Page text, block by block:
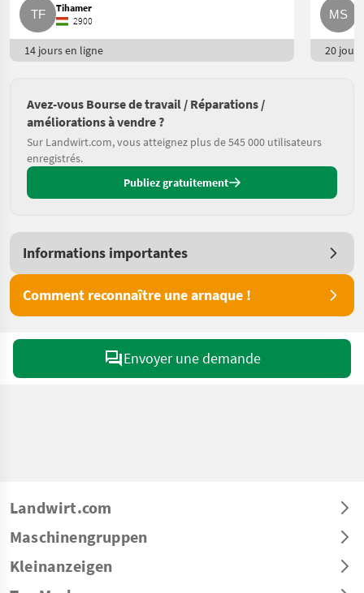
Tihamer
2900
14 jours en ligne 20
Avez-vous Bourse de travail / Réparations /
améliorations à vendre ?
Sur Landwirt.com, vous atteignez plus de 545 000 utilisateurs
enregistrés.
Publiez gratuitement
Informations importantes
Comment reconnaître une arnaque !
Envoyer une demande
Landwirt.com
Maschinengruppen
Kleinanzeigen